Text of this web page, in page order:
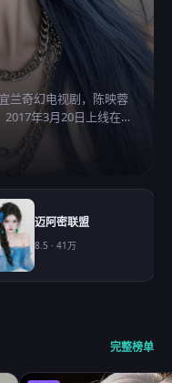
兰奇幻电视剧，陈映蓉
年3月20日上线在
迈阿密联盟
8.5 · 41万
完整榜单